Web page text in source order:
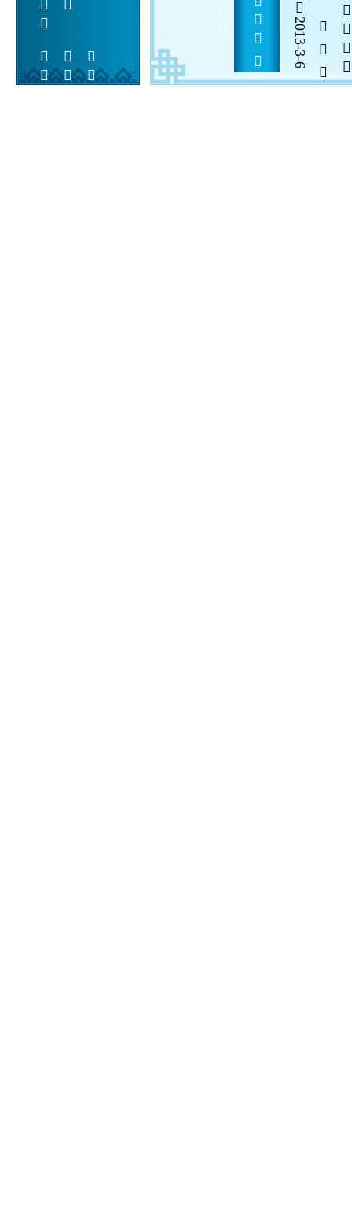
   2013              2013-3-6  